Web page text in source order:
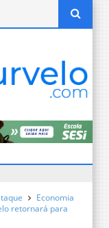
Economia
retornará para